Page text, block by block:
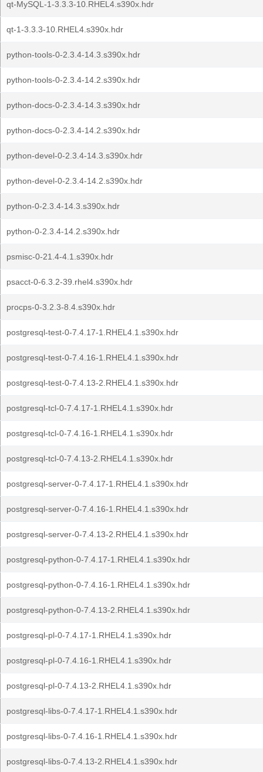
qt-MySQL-1-3.3.3-10.RHEL4.s390x.hdr
qt-1-3.3.3-10.RHEL4.s390x.hdr
python-tools-0-2.3.4-14.3.s390x.hdr
python-tools-0-2.3.4-14.2.s390x.hdr
python-docs-0-2.3.4-14.3.s390x.hdr
python-docs-0-2.3.4-14.2.s390x.hdr
python-devel-0-2.3.4-14.3.s390x.hdr
python-devel-0-2.3.4-14.2.s390x.hdr
python-0-2.3.4-14.3.s390x.hdr
python-0-2.3.4-14.2.s390x.hdr
psmisc-0-21.4-4.1.s390x.hdr
psacct-0-6.3.2-39.rhel4.s390x.hdr
procps-0-3.2.3-8.4.s390x.hdr
postgresql-test-0-7.4.17-1.RHEL4.1.s390x.hdr
postgresql-test-0-7.4.16-1.RHEL4.1.s390x.hdr
postgresql-test-0-7.4.13-2.RHEL4.1.s390x.hdr
postgresql-tcl-0-7.4.17-1.RHEL4.1.s390x.hdr
postgresql-tcl-0-7.4.16-1.RHEL4.1.s390x.hdr
postgresql-tcl-0-7.4.13-2.RHEL4.1.s390x.hdr
postgresql-server-0-7.4.17-1.RHEL4.1.s390x.hdr
postgresql-server-0-7.4.16-1.RHEL4.1.s390x.hdr
postgresql-server-0-7.4.13-2.RHEL4.1.s390x.hdr
postgresql-python-0-7.4.17-1.RHEL4.1.s390x.hdr
postgresql-python-0-7.4.16-1.RHEL4.1.s390x.hdr
postgresql-python-0-7.4.13-2.RHEL4.1.s390x.hdr
postgresql-pl-0-7.4.17-1.RHEL4.1.s390x.hdr
postgresql-pl-0-7.4.16-1.RHEL4.1.s390x.hdr
postgresql-pl-0-7.4.13-2.RHEL4.1.s390x.hdr
postgresql-libs-0-7.4.17-1.RHEL4.1.s390x.hdr
postgresql-libs-0-7.4.16-1.RHEL4.1.s390x.hdr
postgresql-libs-0-7.4.13-2.RHEL4.1.s390x.hdr